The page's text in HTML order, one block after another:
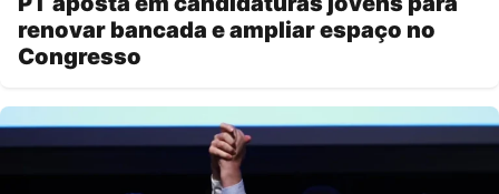
renovar bancada e ampliar espaço no
Congresso